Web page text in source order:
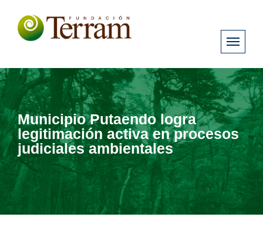
Municipio Putaendo logra
legitimación activa en procesos
judiciales ambientales